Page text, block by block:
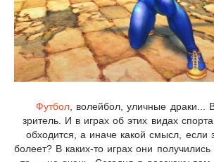
Футбол, волейбол, уличные драки...
зритель. И в играх об этих видах
обходится, а иначе какой смысл, если
болеет? В каких-то играх они